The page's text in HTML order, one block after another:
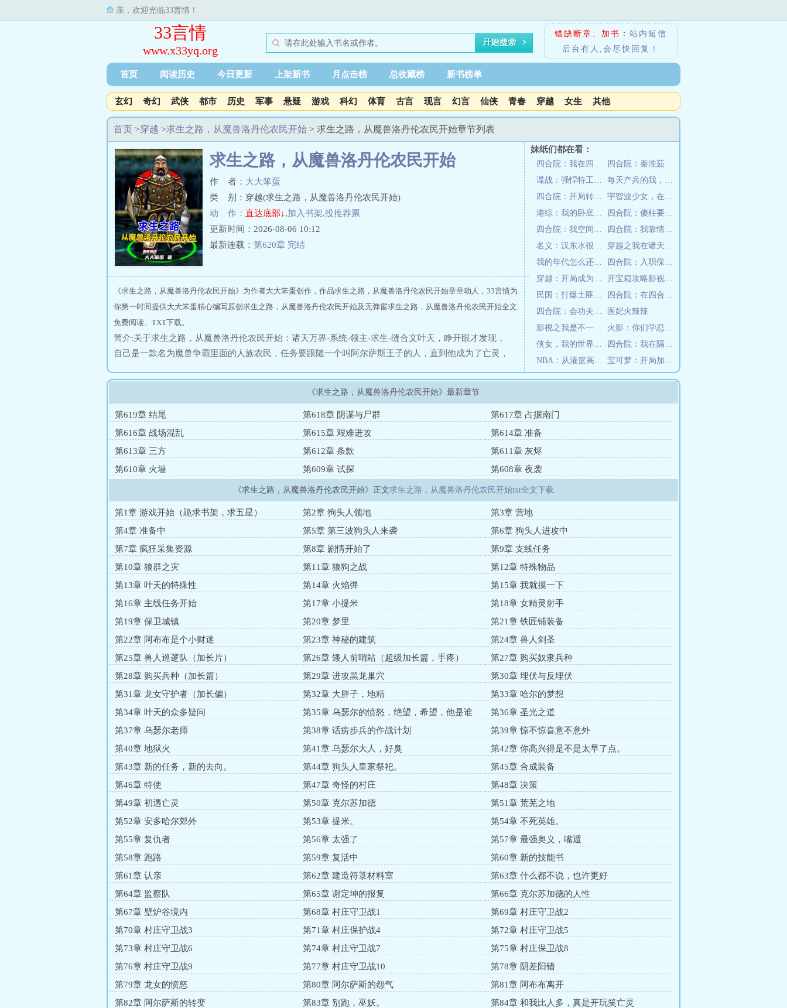
亲，欢迎光临33言情！
33言情
www.x33yq.org
错缺断章、加书： 站内短信
后台有人,会尽快回复！
首页 阅读历史 今日更新 上架新书 月点击榜 总收藏榜 新书榜单
玄幻 奇幻 武侠 都市 历史 军事 悬疑 游戏 科幻 体育 古言 现言 幻言 仙侠 青春 穿越 女生 其他
首页 >穿越 >求生之路，从魔兽洛丹伦农民开始 > 求生之路，从魔兽洛丹伦农民开始章节列表
妹纸们都在看：
四合院：我在四合院当禽兽
四合院：秦淮茹赖上我
谍战：强悍特工人狠话少
每天产兵的我，从末世开始
四合院：开局转业，幸运签到系统
宇智波少女，在木叶点燃团宠大战
港综：我的卧底遍布香江
四合院：傻柱要甜妻也要大国崛起
四合院：我空间通现代警花找上门
四合院：我靠情报系统走上巅峰
名义：汉东水很深？我带飞高育良
穿越之我在诸天欠下的情债
我的年代怎么还有四合院
四合院：入职保卫处，诛杀众禽兽
穿越：开局成为美杜莎童养夫
开宝箱攻略影视女主
民国：打爆土匪，顺手抢个大蜜蜜
四合院：在四合院虐禽的日子
四合院：会功夫的我，谁也惹不起
医妃火辣辣
影视之我是不一样的烟火
火影：你们学忍术，我修仙！
侠女，我的世界，江湖
四合院：我在隔壁有小院
NBA：从灌篮高手开始
宝可梦：开局加入火箭队
求生之路，从魔兽洛丹伦农民开始
作 者： 大大笨蛋
类 别：穿越(求生之路，从魔兽洛丹伦农民开始)
动 作： 直达底部↓,加入书架,投推荐票
更新时间：2026-08-06 10:12
最新连载： 第620章 完结
《求生之路，从魔兽洛丹伦农民开始》为作者大大笨蛋创作，作品求生之路，从魔兽洛丹伦农民开始章章动人，33言情为
你第一时间提供大大笨蛋精心编写原创求生之路，从魔兽洛丹伦农民开始及无弹窗求生之路，从魔兽洛丹伦农民开始全文
免费阅读、TXT下载。
简介:关于求生之路，从魔兽洛丹伦农民开始：诸天万界-系统-领主-求生-缝合文叶天，睁开眼才发现，
自己是一款名为魔兽争霸里面的人族农民，任务要跟随一个叫阿尔萨斯王子的人，直到他成为了亡灵，
力的暗夜精灵，漫天的火雨，恐怖而凶残的燃烧军团。身为一个农民的叶天，真的能在这些浩劫中，活
《求生之路，从魔兽洛丹伦农民开始》最新章节
第619章 结尾 第618章 阴谋与尸群
第617章 占据南门
第616章 战场混乱
第615章 艰难进攻
第614章 准备
第613章 三方
第612章 条款
第611章 灰烬
第610章 火墙
第609章 试探 第608章 夜袭
《求生之路，从魔兽洛丹伦农民开始》正文求生之路，从魔兽洛丹伦农民开始txt全文下载
第1章 游戏开始（跪求书架，求五星） 第2章 狗头人领地
第3章 营地
第4章 准备中
第5章 第三波狗头人来袭
第6章 狗头人进攻中
第7章 疯狂采集资源
第8章 剧情开始了
第9章 支线任务
第10章 狼群之灾
第11章 狼狗之战
第12章 特殊物品
第13章 叶天的特殊性
第14章 火焰弹
第15章 我就摸一下
第16章 主线任务开始
第17章 小提米
第18章 女精灵射手
第19章 保卫城镇
第20章 梦里
第21章 铁匠铺装备
第22章 阿布布是个小财迷
第23章 神秘的建筑
第24章 兽人剑圣
第25章 兽人巡逻队（加长片）
第26章 矮人前哨站（超级加长篇，手疼）
第27章 购买奴隶兵种
第28章 购买兵种（加长篇）
第29章 进攻黑龙巢穴
第30章 埋伏与反埋伏
第31章 龙女守护者（加长偏）
第32章 大胖子，地精
第33章 哈尔的梦想
第34章 叶天的众多疑问
第35章 乌瑟尔的愤怒，绝望，希望，他是谁
第36章 圣光之道
第37章 乌瑟尔老师
第38章 话痨步兵的作战计划
第39章 惊不惊喜意不意外
第40章 地狱火
第41章 乌瑟尔大人，好臭
第42章 你高兴得是不是太早了点。
第43章 新的任务，新的去向。
第44章 狗头人皇家祭祀。
第45章 合成装备
第46章 特使
第47章 奇怪的村庄
第48章 决策
第49章 初遇亡灵
第50章 克尔苏加德
第51章 荒芜之地
第52章 安多哈尔郊外
第53章 提米。
第54章 不死英雄。
第55章 复仇者
第56章 太强了
第57章 最强奥义，嘴遁
第58章 跑路
第59章 复活中
第60章 新的技能书
第61章 认亲
第62章 建造符箓材料室
第63章 什么都不说，也许更好
第64章 监察队
第65章 谢定坤的报复
第66章 克尔苏加德的人性
第67章 壁炉谷境内
第68章 村庄守卫战1
第69章 村庄守卫战2
第70章 村庄守卫战3
第71章 村庄保护战4
第72章 村庄守卫战5
第73章 村庄守卫战6
第74章 村庄守卫战7
第75章 村庄保卫战8
第76章 村庄守卫战9
第77章 村庄守卫战10
第78章 阴差阳错
第79章 龙女的愤怒
第80章 阿尔萨斯的怨气
第81章 阿布布离开
第82章 阿尔萨斯的转变
第83章 别跑，巫妖。
第84章 和我比人多，真是开玩笑亡灵